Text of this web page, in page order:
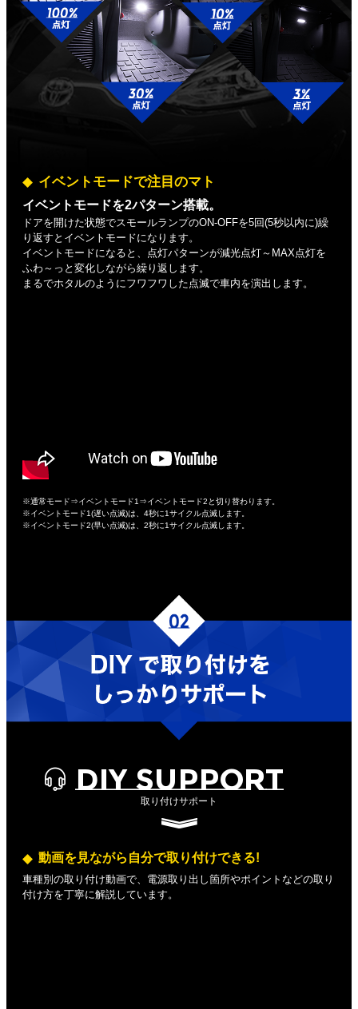
イベントモードで注目のマト
イベントモードを2パターン搭載。
ドアを開けた状態でスモールランプのON-OFFを5回(5秒以内に)繰
り返すとイベントモードになります。
イベントモードになると、点灯パターンが減光点灯～MAX点灯を
ふわ～っと変化しながら繰り返します。
まるでホタルのようにフワフワした点滅で車内を演出します。
※通常モード⇒イベントモード1⇒イベントモード2と切り替わります。
※イベントモード1(遅い点滅)は、4秒に1サイクル点滅します。
※イベントモード2(早い点滅)は、2秒に1サイクル点滅します。
DIY SUPPORT
取り付けサポート
動画を見ながら自分で取り付けできる!
車種別の取り付け動画で、電源取り出し箇所やポイントなどの取り
付け方を丁寧に解説しています。